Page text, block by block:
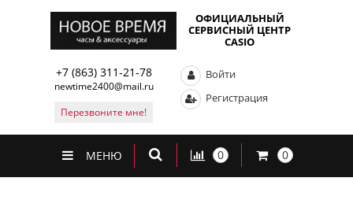
ОФИЦИАЛЬНЫЙ
СЕРВИСНЫЙ ЦЕНТР
CASIO
+7 (863) 311-21-78
newtime2400@mail.ru
Перезвоните мне!
Войти
Регистрация
МЕНЮ 0 0